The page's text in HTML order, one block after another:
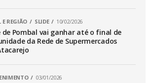
E REGIÃO SLIDE 10/02/2026
de Pombal vai ganhar até o final de
da Rede de Supermercados
03/01/2026